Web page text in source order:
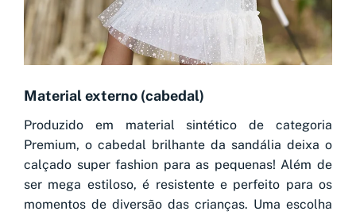
Material externo (cabedal)
Produzido em material sintético de categoria
Premium, o cabedal brilhante da sandália deixa o
calçado super fashion para as pequenas! Além de
ser mega estiloso, é resistente e perfeito para os
momentos de diversão das crianças. Uma escolha